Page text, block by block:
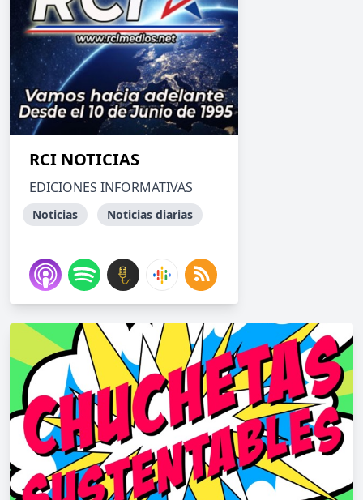
RCI NOTICIAS
EDICIONES INFORMATIVAS
Noticias Noticias diarias